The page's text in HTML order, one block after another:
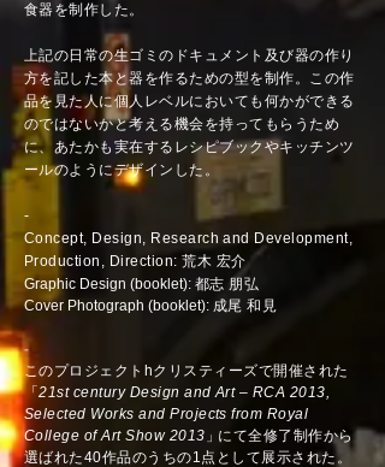
食器を制作した。
上記の日常の生ゴミのドキュメント及び器の作り
方を記した本と器を作るための型を制作。この作
品を見た人に個人レベルにおいても何かができる
のではないかと考える機会を持ってもらうため
に、あたかも実在するレシピブックやキッチンツ
ールのようにデザインした。
-
Concept, Design, Research and Development,
Production, Direction: 荒木 宏介
Graphic Design (booklet): 都志 朋弘
​Cover Photograph (booklet): 成尾 和見
-
このプロジェクトhクリスティーズで開催された
「21st century Design and Art – RCA 2013,
Selected Works and Projects from Royal
College of Art Show 2013 」 にて全修了制作から
選ばれた40作品のうちの1点として展示された。